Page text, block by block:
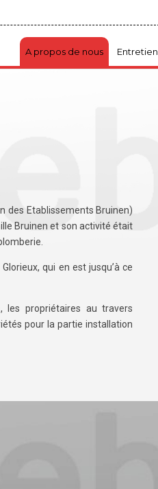
A propos de nous Entretien
des Etablissements Bruinen)
Bruinen et son activité était
qui en est jusqu’à ce
les propriétaires au travers
pour la partie installation